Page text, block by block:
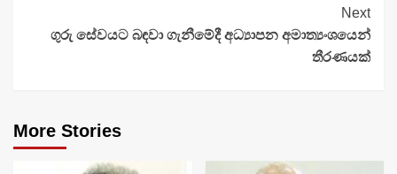
Next
ගුරු සේවයට බඳවා ගැනීමේදී අධ්‍යාපන අමාත්‍යංශයෙන්
තීරණයක්
More Stories